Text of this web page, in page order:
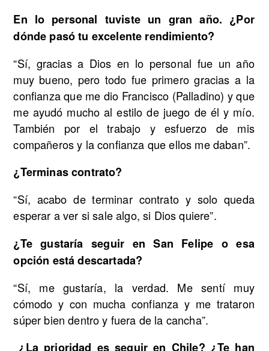
En lo personal tuviste un gran año. ¿Por
dónde pasó tu excelente rendimiento?
“Sí, gracias a Dios en lo personal fue un año
muy bueno, pero todo fue primero gracias a la
confianza que me dio Francisco (Palladino) y que
me ayudó mucho al estilo de juego de él y mío.
También por el trabajo y esfuerzo de mis
compañeros y la confianza que ellos me daban”.
¿Terminas contrato?
“Sí, acabo de terminar contrato y solo queda
esperar a ver si sale algo, si Dios quiere”.
¿Te gustaría seguir en San Felipe o esa
opción está descartada?
“Sí, me gustaría, la verdad. Me sentí muy
cómodo y con mucha confianza y me trataron
súper bien dentro y fuera de la cancha”.
¿La prioridad es seguir en Chile? ¿Te han